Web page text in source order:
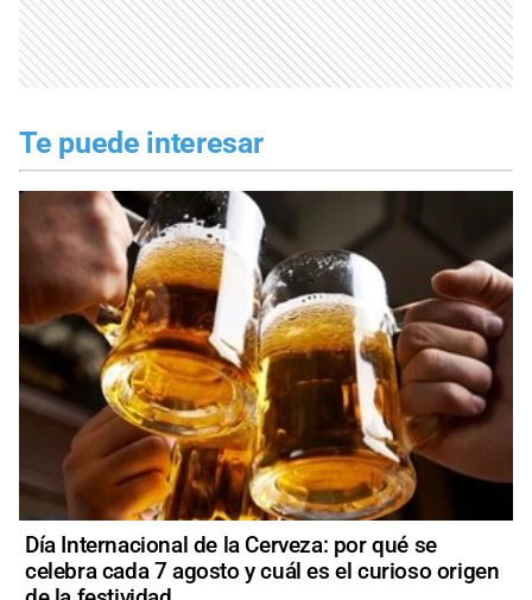
Te puede interesar
Día Internacional de la Cerveza: por qué se
celebra cada 7 agosto y cuál es el curioso origen